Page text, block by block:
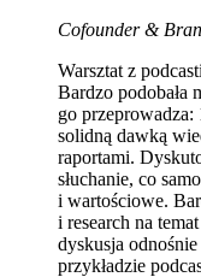
Cofounder &
Warsztat z
Bardzo podobała
go przeprowadza:
solidną dawką
raportami.
słuchanie, co
i wartościowe.
i research na
dyskusja
przykładzie